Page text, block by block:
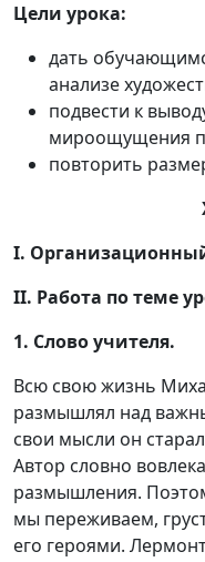
Цели урока:
дать
анализе
подвести к
мироощущения
повторить
I.
II. Работа по теме
1. Слово учителя.
Всю свою жизнь
размышлял над
свои мысли он
Автор словно
размышления.
мы переживаем,
его героями.